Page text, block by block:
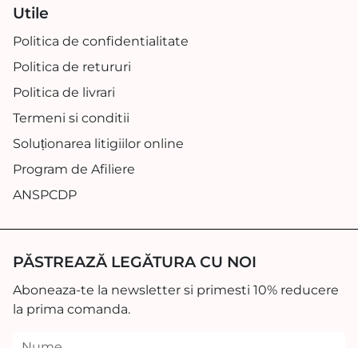
Utile
Politica de confidentialitate
Politica de retururi
Politica de livrari
Termeni si conditii
Soluționarea litigiilor online
Program de Afiliere
ANSPCDP
PĂSTREAZĂ LEGĂTURA CU NOI
Aboneaza-te la newsletter si primesti 10% reducere
la prima comanda.